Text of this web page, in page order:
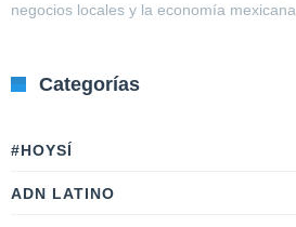
negocios locales y la economía mexicana
Categorías
#HOYSÍ
ADN LATINO